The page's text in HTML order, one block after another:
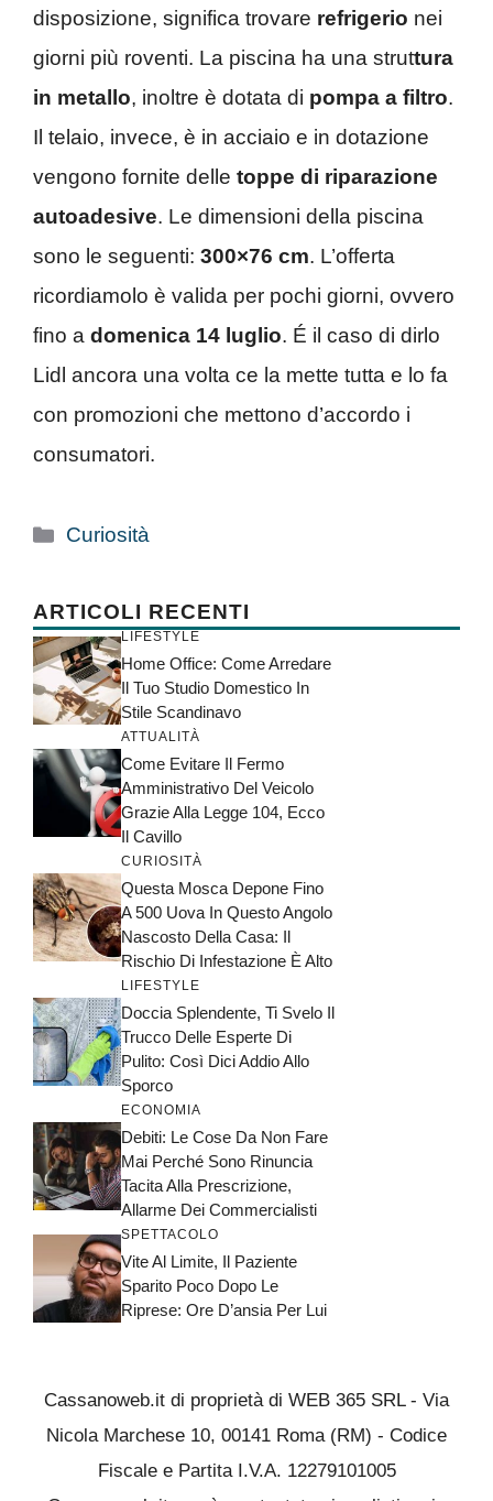
disposizione, significa trovare refrigerio nei
giorni più roventi. La piscina ha una struttura
in metallo, inoltre è dotata di pompa a filtro.
Il telaio, invece, è in acciaio e in dotazione
vengono fornite delle toppe di riparazione
autoadesive. Le dimensioni della piscina
sono le seguenti: 300×76 cm. L’offerta
ricordiamolo è valida per pochi giorni, ovvero
fino a domenica 14 luglio. É il caso di dirlo
Lidl ancora una volta ce la mette tutta e lo fa
con promozioni che mettono d’accordo i
consumatori.
Categorie
Curiosità
ARTICOLI RECENTI
LIFESTYLE
Home Office: Come Arredare
Il Tuo Studio Domestico In
Stile Scandinavo
ATTUALITÀ
Come Evitare Il Fermo
Amministrativo Del Veicolo
Grazie Alla Legge 104, Ecco
Il Cavillo
CURIOSITÀ
Questa Mosca Depone Fino
A 500 Uova In Questo Angolo
Nascosto Della Casa: Il
Rischio Di Infestazione È Alto
LIFESTYLE
Doccia Splendente, Ti Svelo Il
Trucco Delle Esperte Di
Pulito: Così Dici Addio Allo
Sporco
ECONOMIA
Debiti: Le Cose Da Non Fare
Mai Perché Sono Rinuncia
Tacita Alla Prescrizione,
Allarme Dei Commercialisti
SPETTACOLO
Vite Al Limite, Il Paziente
Sparito Poco Dopo Le
Riprese: Ore D’ansia Per Lui
Cassanoweb.it di proprietà di WEB 365 SRL - Via
Nicola Marchese 10, 00141 Roma (RM) - Codice
Fiscale e Partita I.V.A. 12279101005